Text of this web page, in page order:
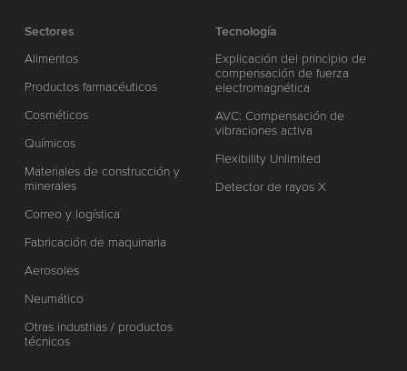
Sectores
Alimentos
Productos farmacéuticos
Cosméticos
Químicos
Materiales de construcción y
minerales
Correo y logística
Fabricación de maquinaria
Aerosoles
Neumático
Otras industrias / productos
técnicos
Tecnología
Explicación del principio de
compensación de fuerza
electromagnética
AVC: Compensación de
vibraciones activa
Flexibility Unlimited
Detector de rayos X